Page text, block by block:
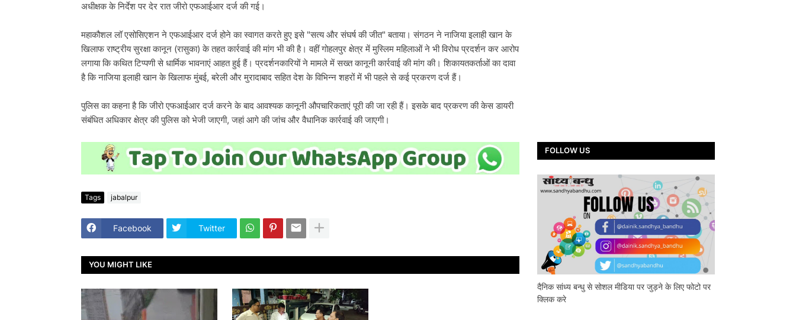
अधीक्षक के निर्देश पर देर रात जीरो एफआईआर दर्ज की गई।
महाकौशल लॉ एसोसिएशन ने एफआईआर दर्ज होने का स्वागत करते हुए इसे "सत्य और संघर्ष की जीत" बताया। संगठन ने नाजिया इलाही खान के
खिलाफ राष्ट्रीय सुरक्षा कानून (रासुका) के तहत कार्रवाई की मांग भी की है। वहीं गोहलपुर क्षेत्र में मुस्लिम महिलाओं ने भी विरोध प्रदर्शन कर आरोप
लगाया कि कथित टिप्पणी से धार्मिक भावनाएं आहत हुई हैं। प्रदर्शनकारियों ने मामले में सख्त कानूनी कार्रवाई की मांग की। शिकायतकर्ताओं का दावा
है कि नाजिया इलाही खान के खिलाफ मुंबई, बरेली और मुरादाबाद सहित देश के विभिन्न शहरों में भी पहले से कई प्रकरण दर्ज हैं।
पुलिस का कहना है कि जीरो एफआईआर दर्ज करने के बाद आवश्यक कानूनी औपचारिकताएं पूरी की जा रही हैं। इसके बाद प्रकरण की केस डायरी
संबंधित अधिकार क्षेत्र की पुलिस को भेजी जाएगी, जहां आगे की जांच और वैधानिक कार्रवाई की जाएगी।
Tags jabalpur
Facebook Twitter
YOU MIGHT LIKE
FOLLOW US
दैनिक सांध्य बन्धु से सोशल मीडिया पर जुड़ने के लिए फोटो पर
क्लिक करे